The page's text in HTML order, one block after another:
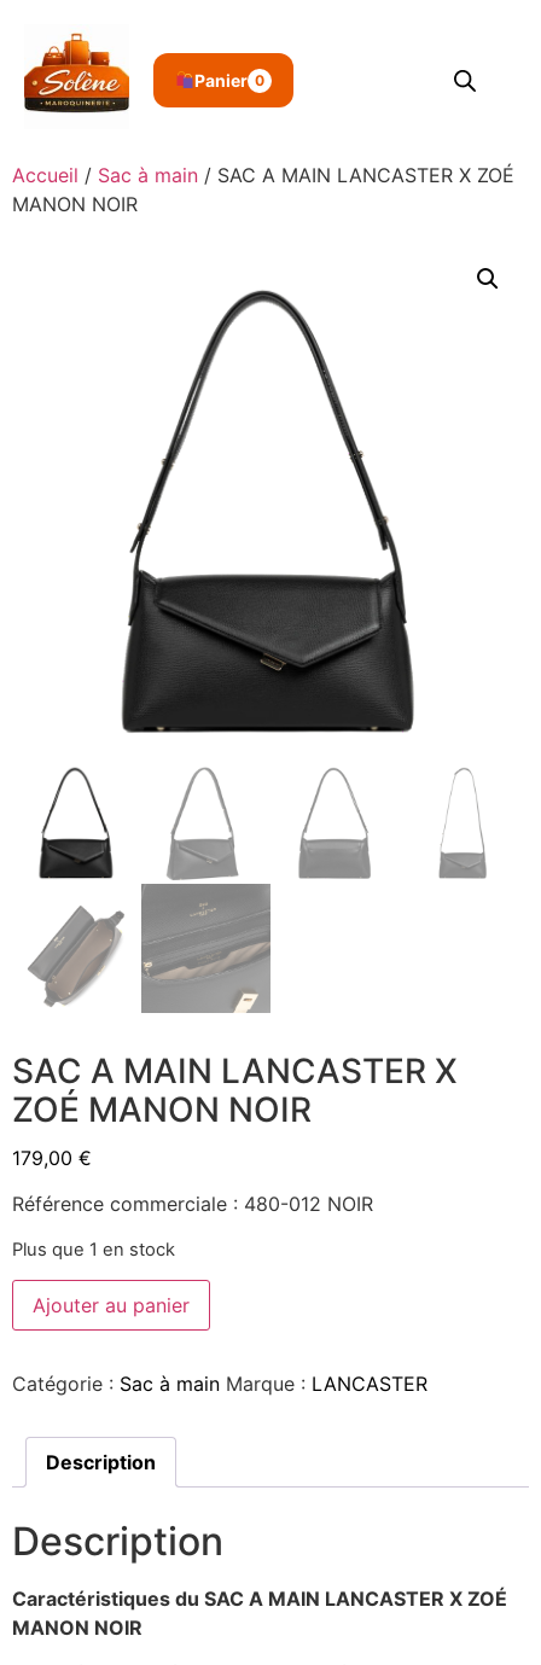
Panier 0
Accueil / Sac à main / SAC A MAIN LANCASTER X ZOÉ
MANON NOIR
SAC A MAIN LANCASTER X
ZOÉ MANON NOIR
179,00 €
Référence commerciale : 480-012 NOIR
Plus que 1 en stock
Ajouter au panier
Catégorie : Sac à main Marque : LANCASTER
Description
Description
Caractéristiques du SAC A MAIN LANCASTER X ZOÉ
MANON NOIR